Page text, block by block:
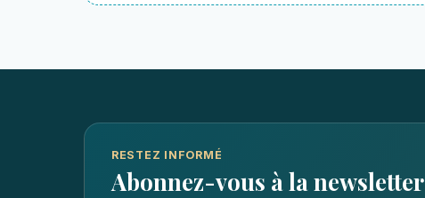
RESTEZ INFORMÉ
Abonnez-vous à la newsletter